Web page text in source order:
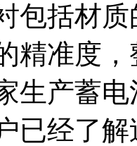
括材质
精准度
生产蓄
已经了